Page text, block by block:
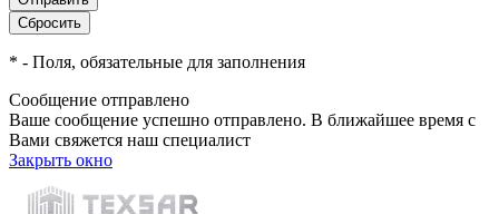
* - Поля, обязательные для заполнения
Сообщение отправлено
Ваше сообщение успешно отправлено. В ближайшее время с
Вами свяжется наш специалист
Закрыть окно